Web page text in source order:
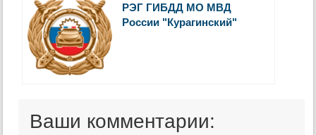
РЭГ ГИБДД МО МВД
России "Курагинский"
Ваши комментарии: